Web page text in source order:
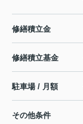
修繕積立金
修繕積立基金
駐車場 / 月額
その他条件